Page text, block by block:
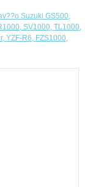
Suzuki GS500,
SV1000, TL1000,
YZF-R6, FZS1000,